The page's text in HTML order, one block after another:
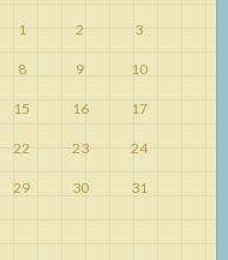
1 2 3
8 9 10
15 16 17
22 23 24
29 30 31